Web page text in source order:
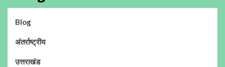
Blog
अंतर्राष्ट्रीय
उत्तराखंड